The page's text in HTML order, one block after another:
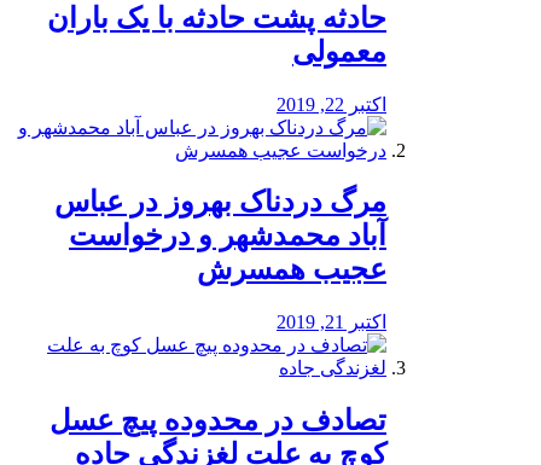
️حادثه پشت حادثه با یک باران
معمولی
اکتبر 22, 2019
مرگ دردناک بهروز در عباس
آباد محمدشهر و درخواست
عجیب همسرش
اکتبر 21, 2019
تصادف در محدوده پیچ عسل
کوچ به علت لغزندگی جاده